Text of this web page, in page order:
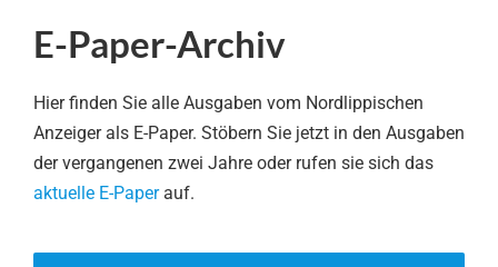
E-Paper-Archiv
Hier finden Sie alle Ausgaben vom Nordlippischen
Anzeiger als E-Paper. Stöbern Sie jetzt in den Ausgaben
der vergangenen zwei Jahre oder rufen sie sich das
aktuelle E-Paperauf.